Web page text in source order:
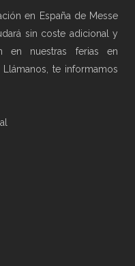
en España de Messe
sin coste adicional y
en nuestras ferias en
te informamos